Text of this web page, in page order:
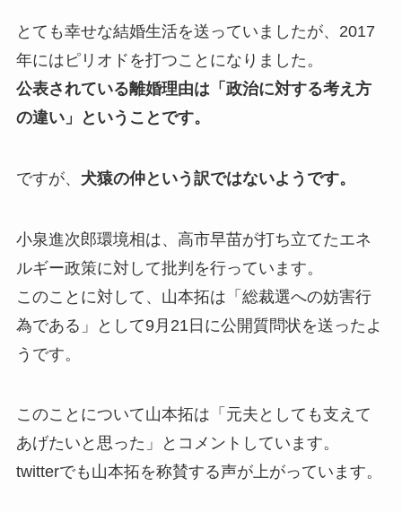
とても幸せな結婚生活を送っていましたが、2017
年にはピリオドを打つことになりました。
公表されている離婚理由は「政治に対する考え方
の違い」ということです。
ですが、 犬猿の仲という訳ではないようです。
小泉進次郎環境相は、高市早苗が打ち立てたエネ
ルギー政策に対して批判を行っています。
このことに対して、山本拓は「総裁選への妨害行
為である」として9月21日に公開質問状を送ったよ
うです。
このことについて山本拓は「元夫としても支えて
あげたいと思った」とコメントしています。
twitterでも山本拓を称賛する声が上がっています。